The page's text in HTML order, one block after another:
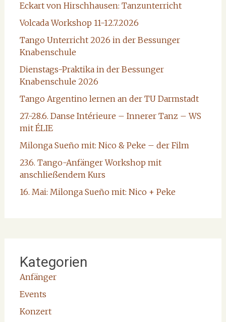
Eckart von Hirschhausen: Tanzunterricht
Volcada Workshop 11-12.7.2026
Tango Unterricht 2026 in der Bessunger
Knabenschule
Dienstags-Praktika in der Bessunger
Knabenschule 2026
Tango Argentino lernen an der TU Darmstadt
27.-28.6. Danse Intérieure – Innerer Tanz – WS
mit ÉLIE
Milonga Sueño mit: Nico & Peke – der Film
23.6. Tango-Anfänger Workshop mit
anschließendem Kurs
16. Mai: Milonga Sueño mit: Nico + Peke
Kategorien
Anfänger
Events
Konzert